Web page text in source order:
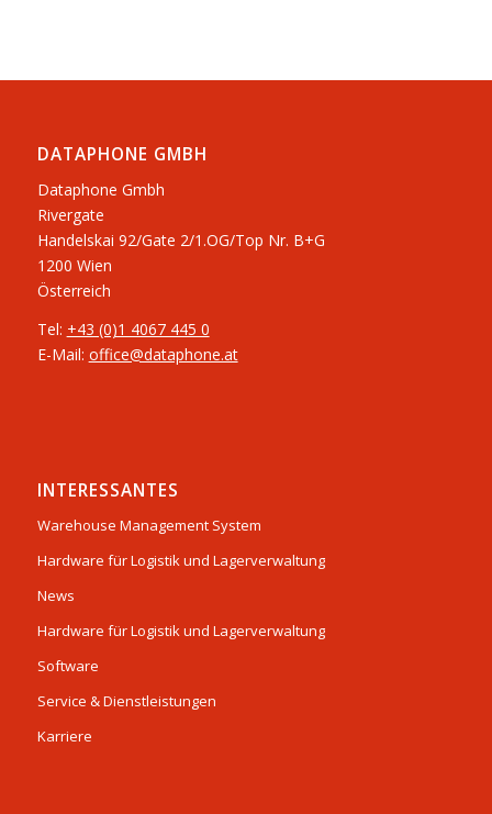
DATAPHONE GMBH
Dataphone Gmbh
Rivergate
​Handelskai 92/Gate 2/1.OG/Top Nr. B+G
1200 Wien
Österreich
Tel: +43 (0)1 4067 445 0
E-Mail: office@dataphone.at
INTERESSANTES
Warehouse Management System
Hardware für Logistik und Lagerverwaltung
News
Hardware für Logistik und Lagerverwaltung
Software
Service & Dienstleistungen
Karriere